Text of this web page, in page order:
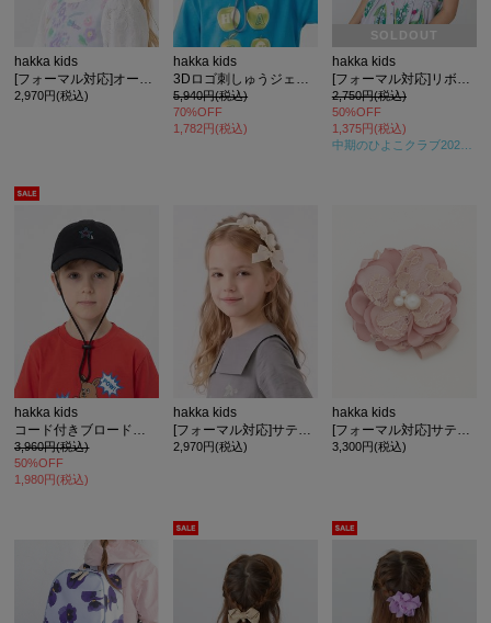
hakka kids
[フォーマル対応]オーガンジーリボンモチーフカチューシャ
2,970円(税込)
hakka kids
3Dロゴ刺しゅうジェットハット
5,940円(税込)
70%OFF
1,782円(税込)
SOLDOUT
hakka kids
[フォーマル対応]リボンモチーフカチューシャ
2,750円(税込)
50%OFF
1,375円(税込)
中期のひよこクラブ2024年秋号
hakka kids
コード付きブロードキャップ
3,960円(税込)
50%OFF
1,980円(税込)
hakka kids
[フォーマル対応]サテンフラワーモチーフカチューシャ
2,970円(税込)
hakka kids
[フォーマル対応]サテンフラワーモチーフコサージュ
3,300円(税込)